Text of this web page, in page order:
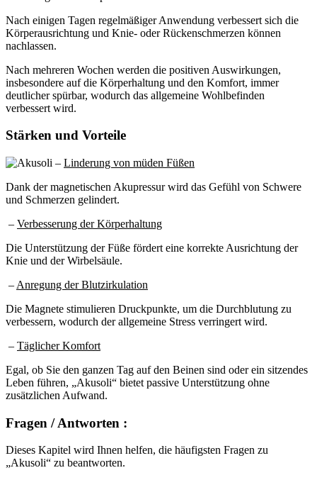
Nach einigen Tagen regelmäßiger Anwendung verbessert sich die
Körperausrichtung und Knie- oder Rückenschmerzen können
nachlassen.
Nach mehreren Wochen werden die positiven Auswirkungen,
insbesondere auf die Körperhaltung und den Komfort, immer
deutlicher spürbar, wodurch das allgemeine Wohlbefinden
verbessert wird.
Stärken und Vorteile
– Linderung von müden Füßen
Dank der magnetischen Akupressur wird das Gefühl von Schwere
und Schmerzen gelindert.
– Verbesserung der Körperhaltung
Die Unterstützung der Füße fördert eine korrekte Ausrichtung der
Knie und der Wirbelsäule.
– Anregung der Blutzirkulation
Die Magnete stimulieren Druckpunkte, um die Durchblutung zu
verbessern, wodurch der allgemeine Stress verringert wird.
– Täglicher Komfort
Egal, ob Sie den ganzen Tag auf den Beinen sind oder ein sitzendes
Leben führen, „Akusoli“ bietet passive Unterstützung ohne
zusätzlichen Aufwand.
Fragen / Antworten :
Dieses Kapitel wird Ihnen helfen, die häufigsten Fragen zu
„Akusoli“ zu beantworten.